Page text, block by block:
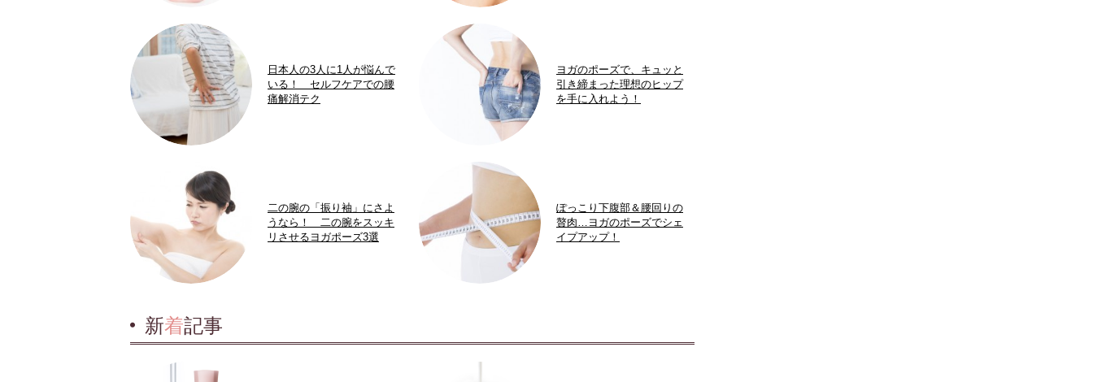
日本人の3人に1人が悩んで
いる！ セルフケアでの腰
痛解消テク
ヨガのポーズで、キュッと
引き締まった理想のヒップ
を手に入れよう！
二の腕の「振り袖」にさよ
うなら！ 二の腕をスッキ
リさせるヨガポーズ3選
ぽっこり下腹部＆腰回りの
贅肉…ヨガのポーズでシェ
イプアップ！
新着記事